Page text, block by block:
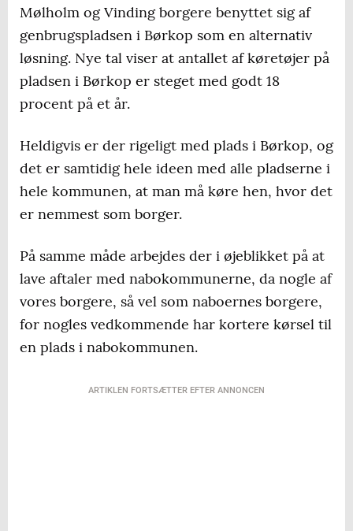
Mølholm og Vinding borgere benyttet sig af
genbrugspladsen i Børkop som en alternativ
løsning. Nye tal viser at antallet af køretøjer på
pladsen i Børkop er steget med godt 18
procent på et år.
Heldigvis er der rigeligt med plads i Børkop, og
det er samtidig hele ideen med alle pladserne i
hele kommunen, at man må køre hen, hvor det
er nemmest som borger.
På samme måde arbejdes der i øjeblikket på at
lave aftaler med nabokommunerne, da nogle af
vores borgere, så vel som naboernes borgere,
for nogles vedkommende har kortere kørsel til
en plads i nabokommunen.
ARTIKLEN FORTSÆTTER EFTER ANNONCEN